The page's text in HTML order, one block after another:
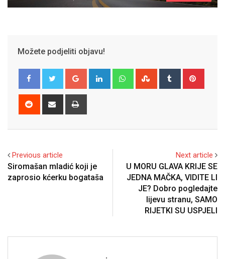
Možete podjeliti objavu!
Google+ LinkedIn WhatsappStumbleUpon
Tumblr
Reddit
Share
Previous article
Siromašan mladić koji je
zaprosio kćerku bogataša
Next article
U MORU GLAVA KRIJE SE
JEDNA MAČKA, VIDITE LI
JE? Dobro pogledajte
lijevu stranu, SAMO
RIJETKI SU USPJELI